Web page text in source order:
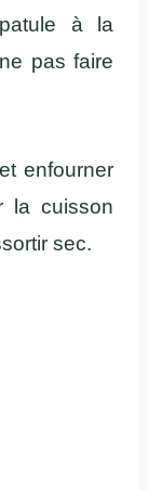
à la
pas faire
enfourner
la cuisson
sec.